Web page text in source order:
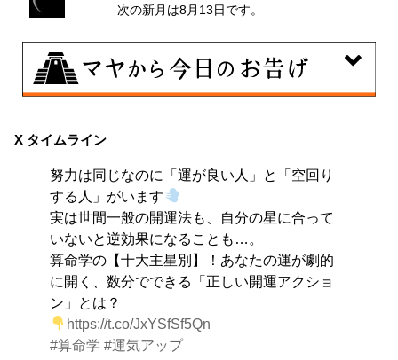
次の新月は8月13日です。
自分をいつもとは違う特定の環境に追い込むことで、普
する。
X タイムライン
努力は同じなのに「運が良い人」と「空回り
する人」がいます
実は世間一般の開運法も、自分の星に合って
いないと逆効果になることも…。
算命学の【十大主星別】！あなたの運が劇的
に開く、数分でできる「正しい開運アクショ
ン」とは？
https://t.co/JxYSfSf5Qn
#算命学 #運気アップ